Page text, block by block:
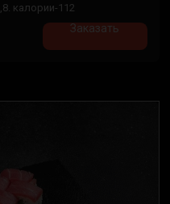
калории-112
Заказать